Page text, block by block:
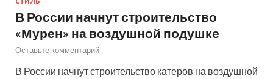
В России начнут строительство
«Мурен» на воздушной подушке
Оставьте комментарий
В России начнут строительство катеров на воздушной